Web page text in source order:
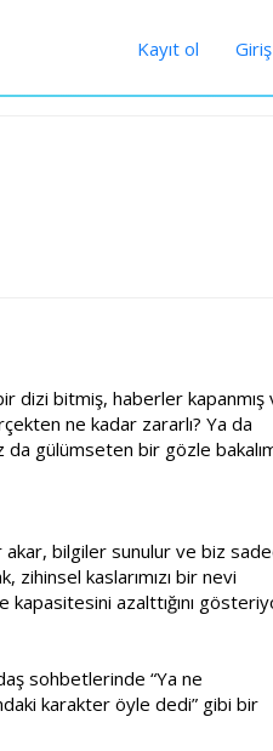
Kayıt ol
dizi bitmiş, haberler kapanmış
ne kadar zararlı? Ya da
gülümseten bir gözle
bilgiler sunulur ve biz
kaslarımızı bir nevi
kapasitesini azalttığını
sohbetlerinde “Ya ne
karakter öyle dedi” gibi bir